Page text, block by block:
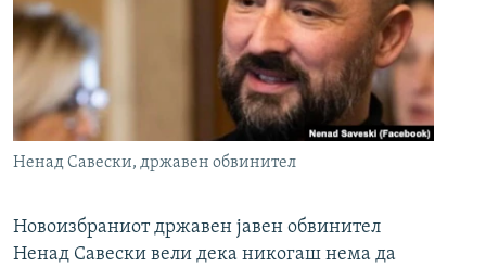
Ненад Савески, државен обвинител
Новоизбраниот државен јавен обвинител
Ненад Савески вели дека никогаш нема да